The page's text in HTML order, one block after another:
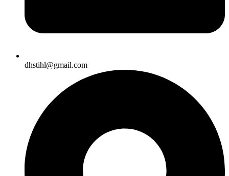
dhstihl@gmail.com